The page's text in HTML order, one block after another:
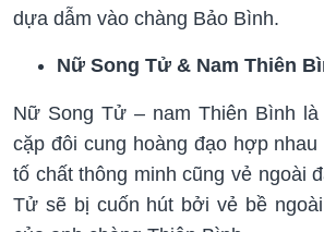
dựa dẫm vào chàng Bảo Bình.
Nữ Song Tử & Nam Thiên
Nữ Song Tử – nam Thiên Bình
cặp đôi cung hoàng đạo hợp
tố chất thông minh cũng vẻ ngoài
Tử sẽ bị cuốn hút bởi vẻ bề